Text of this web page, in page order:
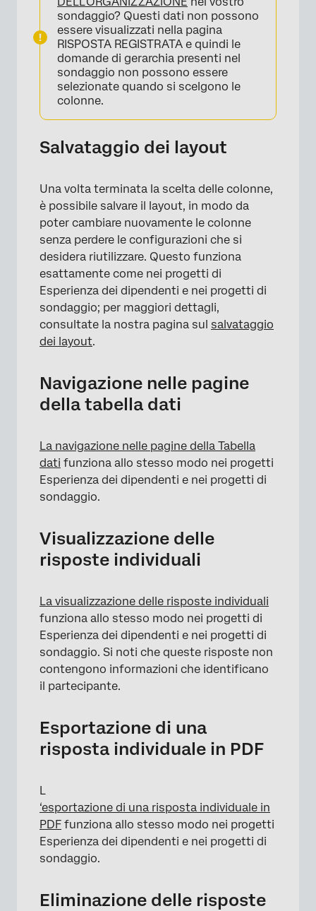
×
sondaggio? Questi dati non possono
essere visualizzati nella pagina
RISPOSTA REGISTRATA e quindi le
domande di gerarchia presenti nel
sondaggio non possono essere
selezionate quando si scelgono le
colonne.
Salvataggio dei layout
Una volta terminata la scelta delle colonne,
è possibile salvare il layout, in modo da
poter cambiare nuovamente le colonne
senza perdere le configurazioni che si
desidera riutilizzare. Questo funziona
esattamente come nei progetti di
Esperienza dei dipendenti e nei progetti di
sondaggio; per maggiori dettagli,
consultate la nostra pagina sul salvataggio
dei layout.
Navigazione nelle pagine
della tabella dati
La navigazione nelle pagine della Tabella
dati funziona allo stesso modo nei progetti
Esperienza dei dipendenti e nei progetti di
sondaggio.
Visualizzazione delle
risposte individuali
La visualizzazione delle risposte individuali
funziona allo stesso modo nei progetti di
Esperienza dei dipendenti e nei progetti di
sondaggio. Si noti che queste risposte non
contengono informazioni che identificano
il partecipante.
Esportazione di una
risposta individuale in PDF
L
‘esportazione di una risposta individuale in
PDF funziona allo stesso modo nei progetti
Esperienza dei dipendenti e nei progetti di
sondaggio.
Eliminazione delle risposte